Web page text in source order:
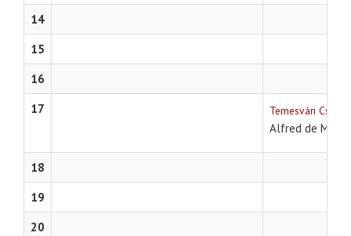
14
15
16
17
Temesvári Csiky
Alfred de
18
19
20